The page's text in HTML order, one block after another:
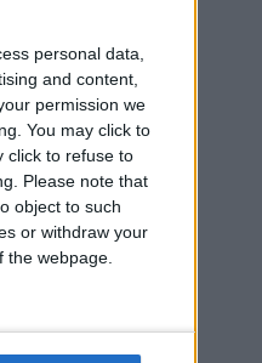
personal data,
and content,
permission we
You may click to
click to refuse to
Please note that
object to such
or withdraw your
webpage.